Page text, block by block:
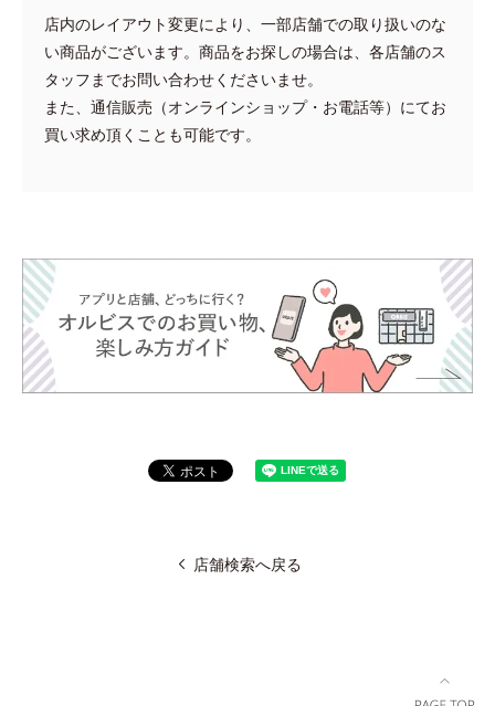
店内のレイアウト変更により、一部店舗での取り扱いのな
い商品がございます。商品をお探しの場合は、各店舗のス
タッフまでお問い合わせくださいませ。
また、通信販売（オンラインショップ・お電話等）にてお
買い求め頂くことも可能です。
店舗検索へ戻る